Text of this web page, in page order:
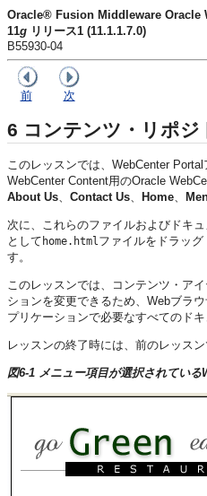
Oracle® Fusion Middleware Oracle
11g リリース1 (11.1.1.7.0)
B55930-04
前 次
6 コンテンツ・リポ
このレッスンでは、WebCenter
WebCenter Content用のOracle
About Us
Contact Us Home
次に、これらのファイルおよび ドキ
として home.html ファイルをドラッ
す。
このレッスンでは、 コンテンツ・ア
ションを変更できるため、Webブラ
プリケーションで必要なすべてのド
レッスンの終了時には、前のレッス
図6-1 メニュー項目が選択されてい